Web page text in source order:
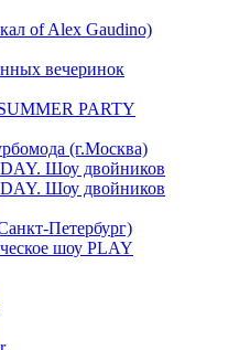
of Alex Gaudino)
вечеринок
PARTY
(г.Москва)
Шоу двойников
Шоу двойников
Петербург)
шоу PLAY